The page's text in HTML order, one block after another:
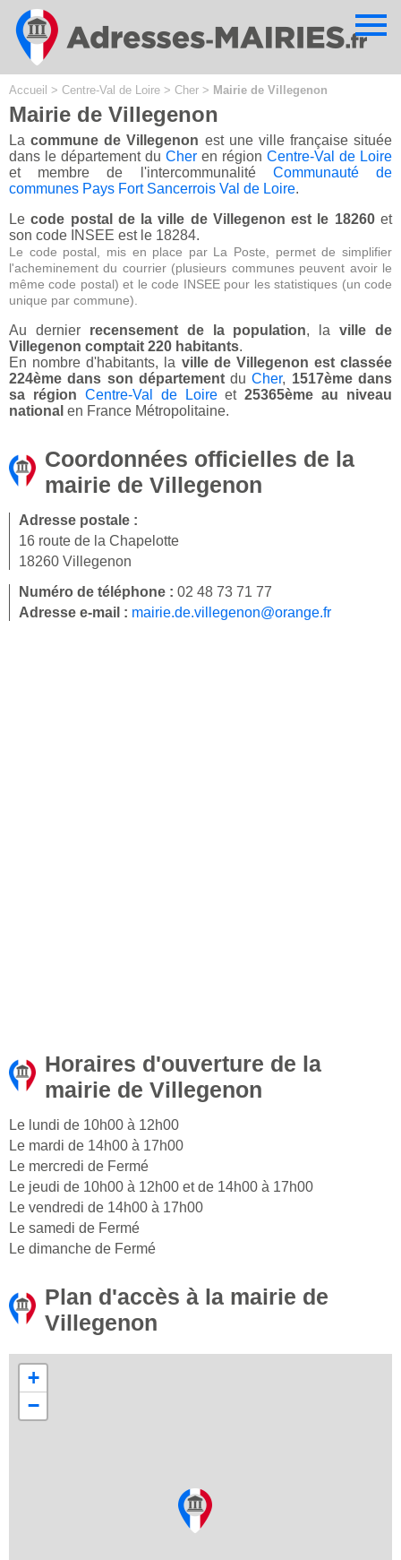
Accueil > Centre-Val de Loire > Cher > Mairie de Villegenon
Mairie de Villegenon
Lacommune de Villegenon est une ville française située
dans le département du Cher en région Centre-Val de Loire
et membre de l'intercommunalité Communauté de
communes Pays Fort Sancerrois Val de Loire.
Lecode postal de la ville de Villegenon est le 18260et
son code INSEE est le 18284.
Le code postal, mis en place par La Poste, permet de simplifier
l'acheminement du courrier (plusieurs communes peuvent avoir le
même code postal) et le code INSEE pour les statistiques (un code
unique par commune).
Au dernier recensement de la population, laville de
Villegenon comptait 220 habitants.
En nombre d'habitants, la ville de Villegenon est classée
224ème dans son départementduCher, 1517ème dans
sa région Centre-Val de Loireet25365ème au niveau
national en France Métropolitaine.
Coordonnées officielles de la
mairie de Villegenon
Adresse postale :
16 route de la Chapelotte
18260 Villegenon
Numéro de téléphone : 02 48 73 71 77
Adresse e-mail : mairie.de.villegenon@orange.fr
Horaires d'ouverture de la
mairie de Villegenon
Le lundi de 10h00 à 12h00
Le mardi de 14h00 à 17h00
Le mercredi de Fermé
Le jeudi de 10h00 à 12h00 et de 14h00 à 17h00
Le vendredi de 14h00 à 17h00
Le samedi de Fermé
Le dimanche de Fermé
Plan d'accès à la mairie de
Villegenon
+
−
Cookies management panel